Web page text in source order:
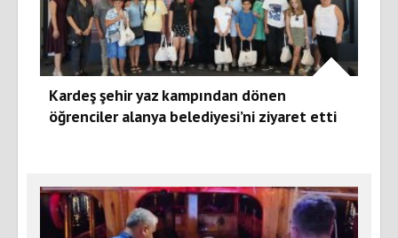
Kardeş şehir yaz kampından dönen
öğrenciler alanya belediyesi’ni ziyaret etti